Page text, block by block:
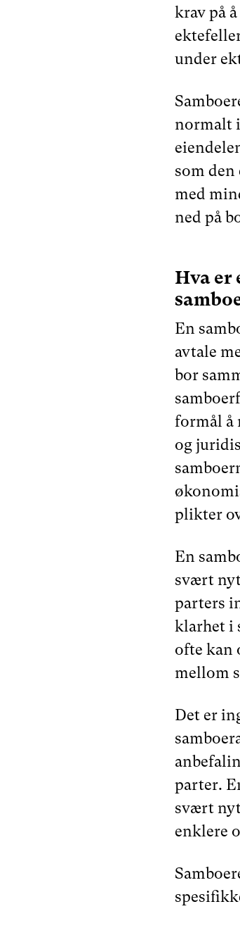
krav på
under
normalt
som
med
ned på
Hva er
En
avtale
bor
formål å
og
plikter
En
svært
parters
klarhet i
ofte kan
mellom
Det er
parter.
svært
enklere